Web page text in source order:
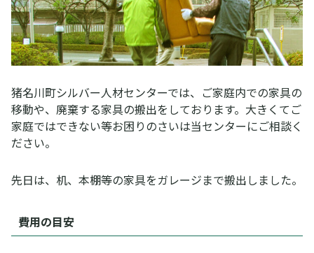
猪名川町シルバー人材センターでは、ご家庭内での家具の
移動や、廃棄する家具の搬出をしております。大きくてご
家庭ではできない等お困りのさいは当センターにご相談く
ださい。
先日は、机、本棚等の家具をガレージまで搬出しました。
費用の目安